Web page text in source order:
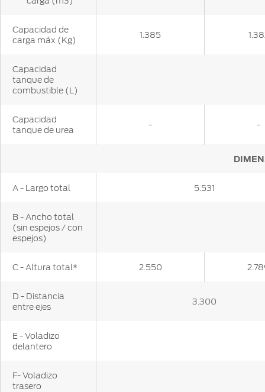
Capacidad de
carga máx (Kg)
1.385
Capacidad
tanque de
combustible (L)
Capacidad
tanque de urea
- -
A - Largo total 5.531
B - Ancho total
(sin espejos / con
espejos)
C - Altura total* 2.550
D - Distancia
entre ejes
3.300
E - Voladizo
delantero
F- Voladizo
trasero